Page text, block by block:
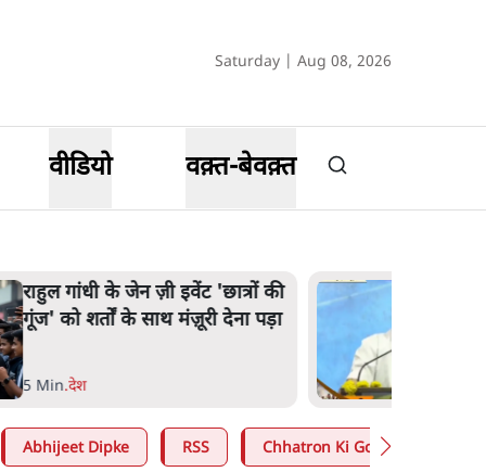
Saturday | Aug 08, 2026
वीडियो वक़्त-बेवक़्त
राहुल गांधी के जेन ज़ी इवेंट 'छात्रों की
गूंज' को शर्तों के साथ मंज़ूरी देना पड़ा
5 Min.देश
Abhijeet Dipke RSS Chhatron Ki Goonj